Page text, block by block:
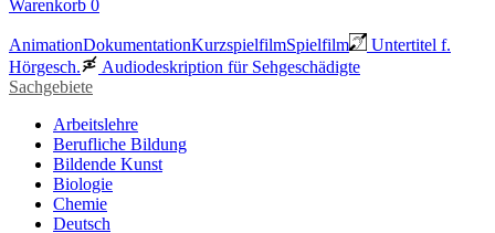
Warenkorb 0
AnimationDokumentationKurzspielfilmSpielfilm
Untertitel f.
Hörgesch.
Audiodeskription für Sehgeschädigte
Sachgebiete
Arbeitslehre
Berufliche Bildung
Bildende Kunst
Biologie
Chemie
Deutsch